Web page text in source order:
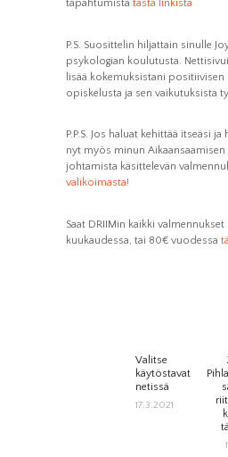
tapahtumista tästä linkistä
P.S. Suosittelin hiljattain sinulle
psykologian koulutusta.
lisää kokemuksistani positiivisen
opiskelusta ja sen vaikutuksista
P.P.S. Jos haluat kehittää itseäsi
nyt myös minun Aikaansaamisen
johtamista käsittelevän
valikoimasta!
Saat DRIIMin kaikki
kuukaudessa, tai 80€ vuodessa
ARTIKKELIEN
SELAUS
Previous
post:
Valitse
käytöstavat
netissä
17.3.2021